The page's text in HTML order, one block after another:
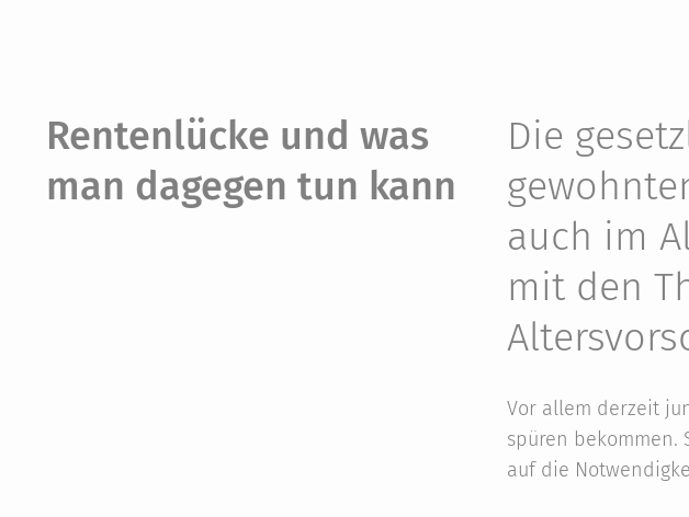
Rentenlücke und was
man dagegen tun kann
Die
auch im
mit den
Vor allem derzeit
spüren bekommen.
auf die